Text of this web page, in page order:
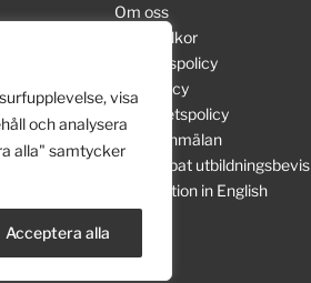
visa
och analysera
alla" samtycker
Acceptera alla
Om oss
Hyresvillkor
Kvalitetspolicy
Miljöpolicy
Integritetspolicy
Skadeanmälan
Borttappat utbildningsbevis
Information in English